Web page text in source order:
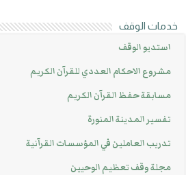
خدمات الوقف
استديو الوقف
مشروع الاحكام العددي للقرآن الكريم
مسابقة حفظ القرآن الكريم
تفسير المدينة المنورة
تدريب العاملين في المؤسسات القرآنية
مجلة وقف تعظيم الوحيين